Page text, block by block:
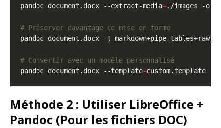
pandoc document.docx --extract-media=
# Préserver davantage de mise en forme
# Convertir avec un modèle personnalisé
pandoc document.docx --template=
Méthode 2 : Utiliser LibreOffice +
Pandoc (Pour les fichiers DOC)